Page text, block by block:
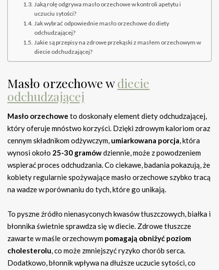
Jaką rolę odgrywa masło orzechowe w kontroli apetytu i
uczuciu sytości?
Jak wybrać odpowiednie masło orzechowe do diety
odchudzającej?
Jakie są przepisy na zdrowe przekąski z masłem orzechowym w
diecie odchudzającej?
Masło orzechowe wdiecie
odchudzającej
Masło orzechowe to doskonały element diety odchudzającej,
który oferuje mnóstwo korzyści. Dzięki zdrowym kaloriom oraz
cennym składnikom odżywczym, umiarkowana porcja, która
wynosi około 25-30 gramówdziennie, może z powodzeniem
wspierać proces odchudzania. Co ciekawe, badania pokazują, że
kobiety regularnie spożywające masło orzechowe szybko tracą
na wadze w porównaniu do tych, które go unikają.
To pyszne źródło nienasyconych kwasów tłuszczowych, białka i
błonnika świetnie sprawdza się w diecie. Zdrowe tłuszcze
zawarte w maśle orzechowym pomagają obniżyć poziom
cholesterolu, co może zmniejszyć ryzyko chorób serca.
Dodatkowo, błonnik wpływa na dłuższe uczucie sytości, co